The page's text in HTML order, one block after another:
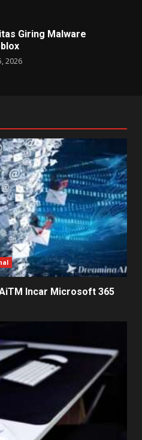
Giring Malware
2026
Incar Microsoft 365